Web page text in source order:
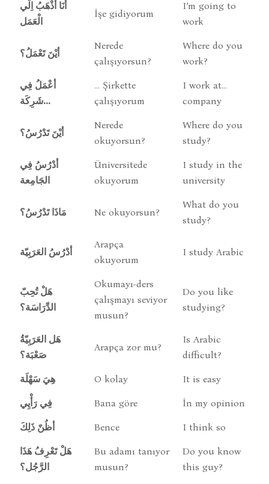
أنَا أذْهَبُ اِلَي
الْعَمَل
İşe gidiyorum
I’m going to
work
أيْنَ تَعْمَلُ؟
Nerede
çalışıyorsun?
Where do you
work?
أعْمَلُ فِي
شَرِكَة...
… Şirkette
çalışıyorum
I work at…
company
أيْنَ تَدْرُسُ؟
Nerede
okuyorsun?
Where do you
study?
أدْرُسُ فِي
الجَامِعة
Üniversitede
okuyorum
I study in the
university
مَاذَا تَدْرُسُ؟ Ne okuyorsun?
What do you
study?
أدْرُسُ العَرَبِيّة
Arapça
okuyorum
I study Arabic
هَلْ تُحِبّ
الدِّرَاسَة؟
Okumayı-ders
çalışmayı seviyor
musun?
Do you like
studying?
هَل العَرَبِيّةُ
صَعْبَة؟
Arapça zor mu?
Is Arabic
difficult?
هِيَ سَهْلَة O kolay It is easy
فِي رَأْيِي Bana göre İn my opinion
أظُنّ ذَلِكَ Bence I think so
هَلْ تَعْرِفُ هَذَا
الرَّجُل؟
Bu adamı tanıyor
musun?
Do you know
this guy?